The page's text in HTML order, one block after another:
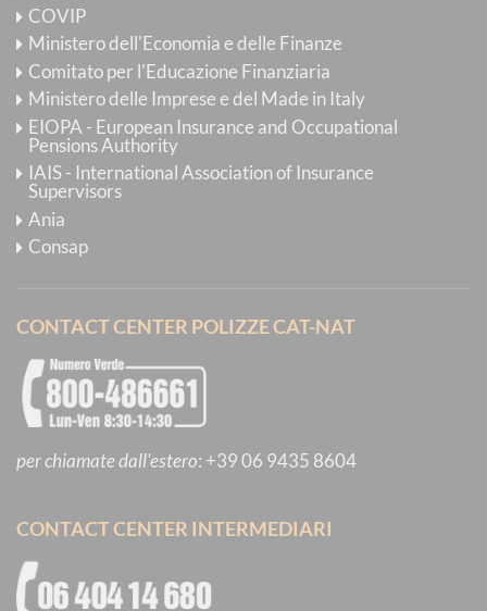
COVIP
Ministero dell'Economia e delle Finanze
Comitato per l'Educazione Finanziaria
Ministero delle Imprese e del Made in Italy
EIOPA - European Insurance and Occupational
Pensions Authority
IAIS - International Association of Insurance
Supervisors
Ania
Consap
CONTACT CENTER POLIZZE CAT-NAT
per chiamate dall'estero: +39 06 9435 8604
CONTACT CENTER INTERMEDIARI